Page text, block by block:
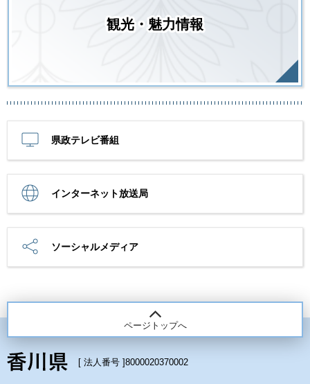
観光・魅力情報
県政テレビ番組
インターネット放送局
ソーシャルメディア
ページトップへ
[ 法人番号 ]8000020370002